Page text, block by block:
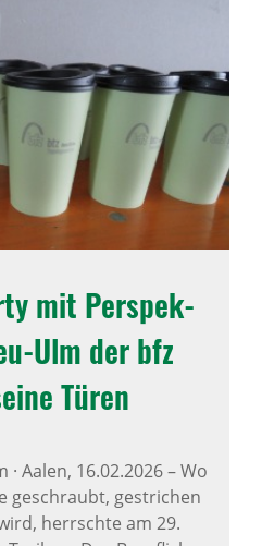
mit Perspek­
Ulm der bfz
Türen
· Aalen, 16.02.2026–Wo
geschraubt, gestrichen
herrschte am 29.